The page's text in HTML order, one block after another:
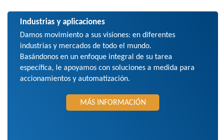
Industrias y aplicaciones
Damos movimiento a sus visiones: en diferentes
industrias y mercados de todo el mundo.
Basándonos en un enfoque integral de su tarea
específica, le apoyamos con soluciones a medida para
accionamientos y automatización.
MÁS INFORMACIÓN